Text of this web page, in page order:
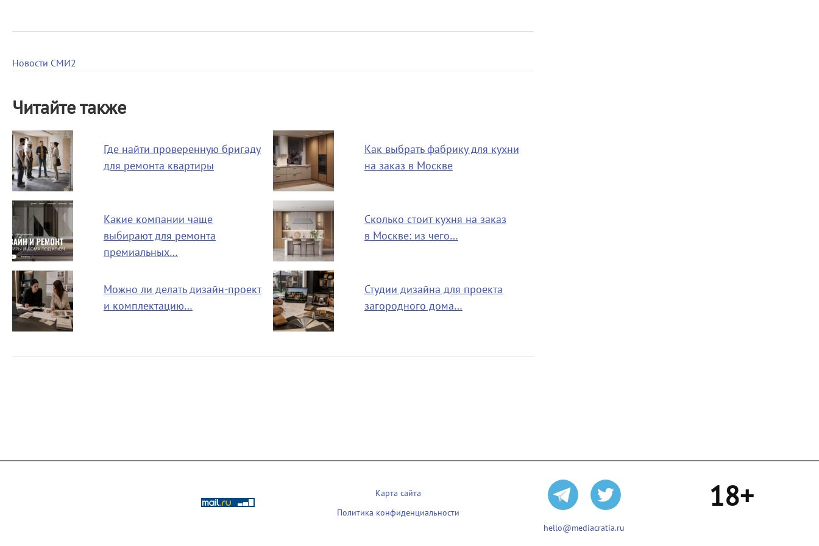
Новости СМИ2
Читайте также
Где найти проверенную бригаду
для ремонта квартиры
Как выбрать фабрику для кухни
на заказ в Москве
Какие компании чаще
выбирают для ремонта
премиальных…
Сколько стоит кухня на заказ
в Москве: из чего…
Можно ли делать дизайн-проект
и комплектацию…
Студии дизайна для проекта
загородного дома…
Карта сайта
Политика конфиденциальности
hello@mediacratia.ru
18+